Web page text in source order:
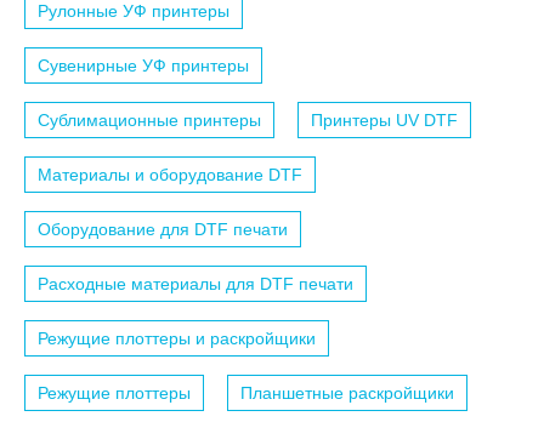
Рулонные УФ принтеры
Сувенирные УФ принтеры
Сублимационные принтеры Принтеры UV DTF
Материалы и оборудование DTF
Оборудование для DTF печати
Расходные материалы для DTF печати
Режущие плоттеры и раскройщики
Режущие плоттеры Планшетные раскройщики